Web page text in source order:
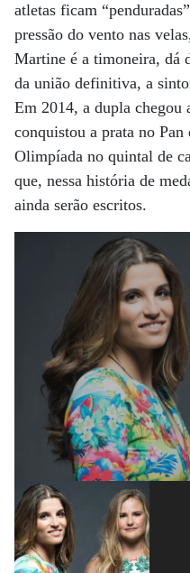
atletas ficam
pressão do vento nas
Martine é a timoneira, dá
da união definitiva, a
Em 2014, a dupla
conquistou a prata no
Olimpíada no quintal de
que, nessa história de
ainda serão escritos.